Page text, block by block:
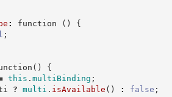
: function ( )
{
;
( )
{
this . multiBinding ;
? multi . isAvailable ( ) : false ;